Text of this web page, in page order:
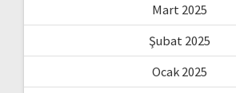
Mart 2025
Şubat 2025
Ocak 2025